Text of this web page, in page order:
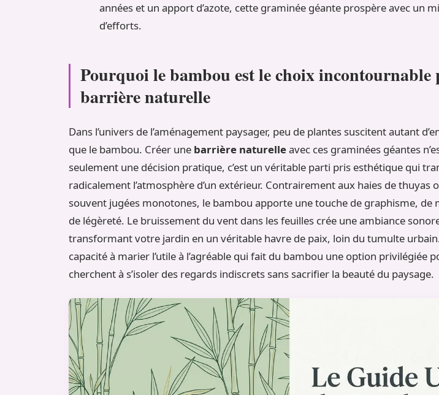
années et un apport d’azote, cette graminée géante prospère avec un
d’efforts.
Pourquoi le bambou est le choix incontournable
barrière naturelle
Dans l’univers de l’aménagement paysager, peu de plantes suscitent autant
que le bambou. Créer une barrière naturelleavec ces graminées géantes
seulement une décision pratique, c’est un véritable parti pris esthétique qui
radicalement l’atmosphère d’un extérieur. Contrairement aux haies de thuyas
souvent jugées monotones, le bambou apporte une touche de graphisme, de
de légèreté. Le bruissement du vent dans les feuilles crée une ambiance
transformant votre jardin en un véritable havre de paix, loin du tumulte urbain.
capacité à marier l’utile à l’agréable qui fait du bambou une option privilégiée
cherchent à s’isoler des regards indiscrets sans sacrifier la beauté du paysage.